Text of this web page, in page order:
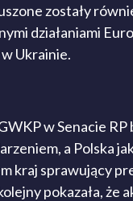
zostały
działaniami
Ukrainie.
w Senacie RP
a Polska
kraj sprawujący
pokazała, że